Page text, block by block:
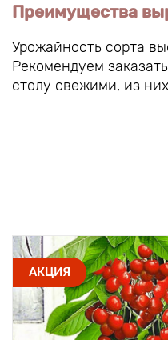
Преимущества
Урожайность сорта
Рекомендуем
столу свежими, из
АКЦИЯ